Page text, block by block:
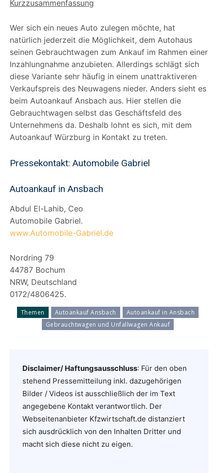
Kurzzusammenfassung
Wer sich ein neues Auto zulegen möchte, hat
natürlich jederzeit die Möglichkeit, dem Autohaus
seinen Gebrauchtwagen zum Ankauf im Rahmen einer
Inzahlungnahme anzubieten. Allerdings schlägt sich
diese Variante sehr häufig in einem unattraktiveren
Verkaufspreis des Neuwagens nieder. Anders sieht es
beim Autoankauf Ansbach aus. Hier stellen die
Gebrauchtwagen selbst das Geschäftsfeld des
Unternehmens da. Deshalb lohnt es sich, mit dem
Autoankauf Würzburg in Kontakt zu treten.
Pressekontakt: Automobile Gabriel
Autoankauf in Ansbach
Abdul El-Lahib, Ceo
Automobile Gabriel.
www.Automobile-Gabriel.de
Nordring 79
44787 Bochum
NRW, Deutschland
0172/4806425.
Themen Autoankauf Ansbach
Autoankauf in Ansbach
Gebrauchtwagen und Unfallwagen Ankauf
Disclaimer/ Haftungsausschluss: Für den oben
stehend Pressemitteilung inkl. dazugehörigen
Bilder / Videos ist ausschließlich der im Text
angegebene Kontakt verantwortlich. Der
Webseitenanbieter Kfzwirtschaft.de distanziert
sich ausdrücklich von den Inhalten Dritter und
macht sich diese nicht zu eigen.